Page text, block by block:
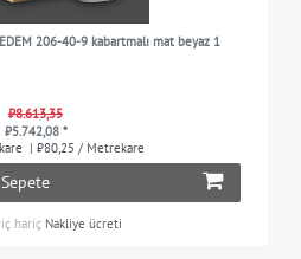
206-40-9 kabartmalı mat beyaz 1
₺8.613,35
₺5.742,08 *
| ₺80,25 / Metrekare
Sepete
hariç Nakliye ücreti